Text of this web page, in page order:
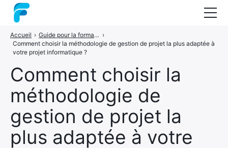
Comment choisir la
méthodologie de
gestion de projet la
plus adaptée à votre
Accueil › Guide pour la formation en gestion de projets ›
Comment choisir la méthodologie de gestion de projet la plus adaptée à
votre projet informatique ?
Nos formations
Coaching
Audit
Guide : les méthodes projets
A propos
Contact